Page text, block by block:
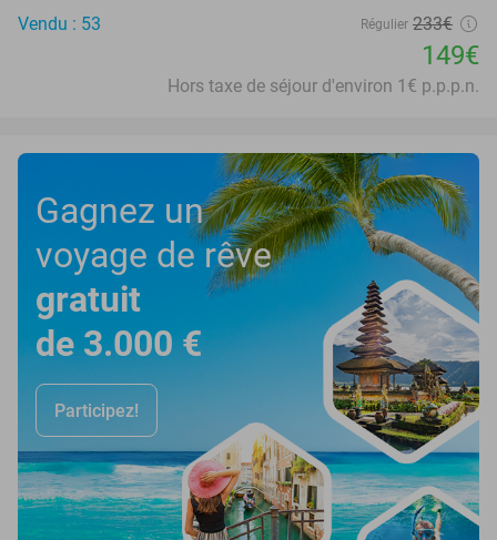
Vendu : 53
Régulier 233€
149€
Hors taxe de séjour d'environ 1€ p.p.p.n.
Gagnez un
voyage de rêve
gratuit
de 3.000 €
Participez!